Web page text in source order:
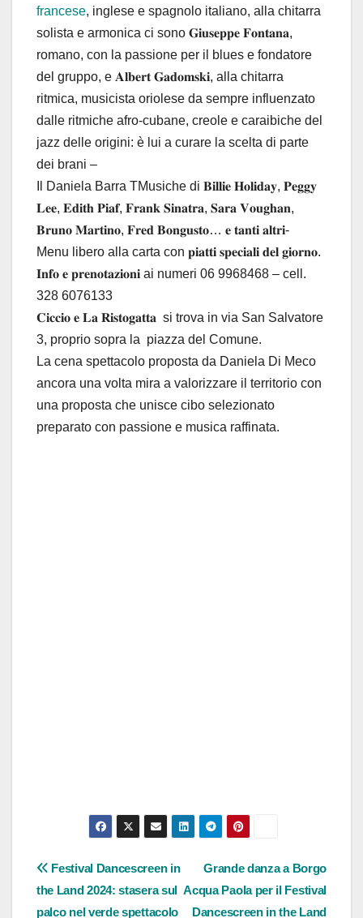
francese, inglese e spagnolo italiano, alla chitarra
solista e armonica ci sono 𝐆𝐢𝐮𝐬𝐞𝐩𝐩𝐞 𝐅𝐨𝐧𝐭𝐚𝐧𝐚,
romano, con la passione per il blues e fondatore
del gruppo, e 𝐀𝐥𝐛𝐞𝐫𝐭 𝐆𝐚𝐝𝐨𝐦𝐬𝐤𝐢, alla chitarra
ritmica, musicista oriolese da sempre influenzato
dalle ritmiche afro-cubane, creole e caraibiche del
jazz delle origini: è lui a curare la scelta di parte
dei brani –
Il Daniela Barra TMusiche di 𝐁𝐢𝐥𝐥𝐢𝐞 𝐇𝐨𝐥𝐢𝐝𝐚𝐲, 𝐏𝐞𝐠𝐠𝐲
𝐋𝐞𝐞, 𝐄𝐝𝐢𝐭𝐡 𝐏𝐢𝐚𝐟, 𝐅𝐫𝐚𝐧𝐤 𝐒𝐢𝐧𝐚𝐭𝐫𝐚, 𝐒𝐚𝐫𝐚 𝐕𝐨𝐮𝐠𝐡𝐚𝐧,
𝐁𝐫𝐮𝐧𝐨 𝐌𝐚𝐫𝐭𝐢𝐧𝐨, 𝐅𝐫𝐞𝐝 𝐁𝐨𝐧𝐠𝐮𝐬𝐭𝐨… 𝐞 𝐭𝐚𝐧𝐭𝐢 𝐚𝐥𝐭𝐫𝐢-
Menu libero alla carta con 𝐩𝐢𝐚𝐭𝐭𝐢 𝐬𝐩𝐞𝐜𝐢𝐚𝐥𝐢 𝐝𝐞𝐥 𝐠𝐢𝐨𝐫𝐧𝐨.
𝐈𝐧𝐟𝐨 𝐞 𝐩𝐫𝐞𝐧𝐨𝐭𝐚𝐳𝐢𝐨𝐧𝐢 ai numeri 06 9968468 – cell.
328 6076133
𝐂𝐢𝐜𝐜𝐢𝐨 𝐞 𝐋𝐚 𝐑𝐢𝐬𝐭𝐨𝐠𝐚𝐭𝐭𝐚 si trova in via San Salvatore
3, proprio sopra la piazza del Comune.
La cena spettacolo proposta da Daniela Di Meco
ancora una volta mira a valorizzare il territorio con
una proposta che unisce cibo selezionato
preparato con passione e musica raffinata.
Navigazione
articoli
Grande danza a Borgo
Acqua Paola per il Festival
Dancescreen in the Land
Festival Dancescreen in
the Land 2024: stasera sul
palco nel verde spettacolo